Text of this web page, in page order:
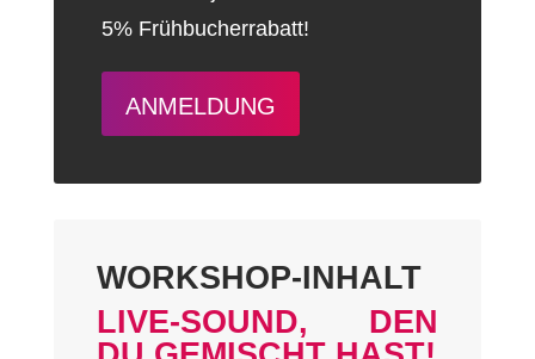
5% Frühbucherrabatt!
ANMELDUNG
WORKSHOP-INHALT
LIVE-SOUND, DEN